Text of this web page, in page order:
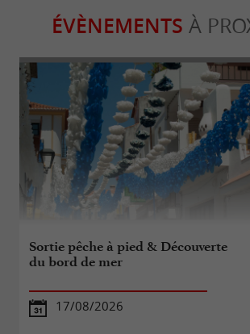
ÉVÈNEMENTS À
Sortie pêche à pied & Découverte
du bord de mer
17/08/2026